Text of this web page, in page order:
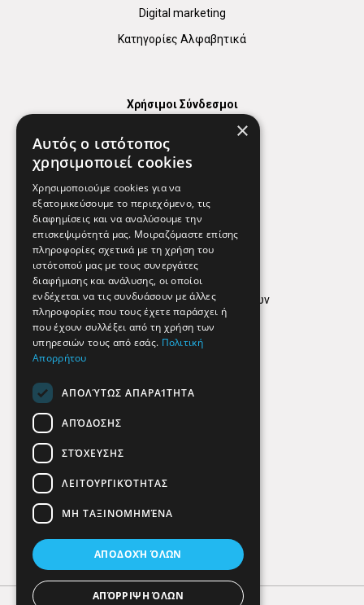
Digital marketing
Κατηγορίες Αλφαβητικά
Χρήσιμοι Σύνδεσμοι
Χρήσιμα Τηλέφωνα
Εφημερεύοντα Φαρμακεία
Απόρρητο
Όροι Χρήσης
Πολιτική προστασίας δεδομένων
Findhere
Social Media
×
Αυτός ο ιστότοπος
χρησιμοποιεί cookies
Χρησιμοποιούμε cookies για να
εξατομικεύσουμε το περιεχόμενο, τις
διαφημίσεις και να αναλύσουμε την
επισκεψιμότητά μας. Μοιραζόμαστε επίσης
πληροφορίες σχετικά με τη χρήση του
ιστότοπού μας με τους συνεργάτες
διαφήμισης και ανάλυσης, οι οποίοι
ενδέχεται να τις συνδυάσουν με άλλες
πληροφορίες που τους έχετε παράσχει ή
που έχουν συλλέξει από τη χρήση των
υπηρεσιών τους από εσάς. Πολιτική
Απορρήτου
ΑΠΟΛΎΤΩΣ ΑΠΑΡΑΊΤΗΤΑ
ΑΠΌΔΟΣΗΣ
ΣΤΌΧΕΥΣΗΣ
ΛΕΙΤΟΥΡΓΙΚΌΤΗΤΑΣ
ΜΗ ΤΑΞΙΝΟΜΗΜΈΝΑ
ΑΠΟΔΟΧΉ ΌΛΩΝ
ΑΠΌΡΡΙΨΗ ΌΛΩΝ